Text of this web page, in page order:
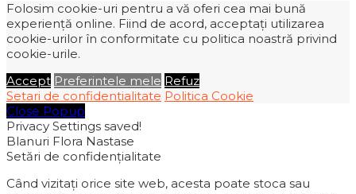
Folosim cookie-uri pentru a vă oferi cea mai bună
experiență online. Fiind de acord, acceptați utilizarea
cookie-urilor în conformitate cu politica noastră privind
cookie-urile.
Accept Preferintele mele Refuz
Setari de confidentialitate Politica Cookie
Close Popup
Privacy Settings saved!
Blanuri Flora Nastase
Setări de confidențialitate
Când vizitați orice site web, acesta poate stoca sau